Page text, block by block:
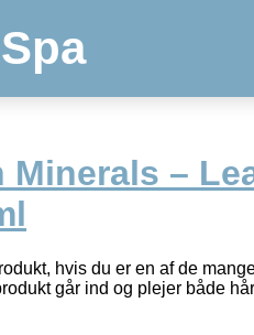
Minerals –
hvis du er en af de
går ind og plejer både